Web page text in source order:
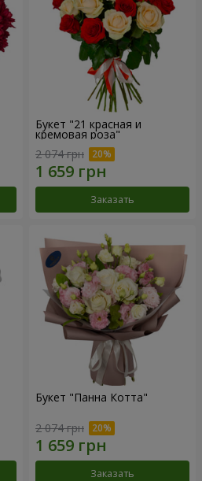
Букет "21 красная и
кремовая роза"
2 074 грн
Заказать
Букет "Панна Котта"
2 074 грн
Заказать